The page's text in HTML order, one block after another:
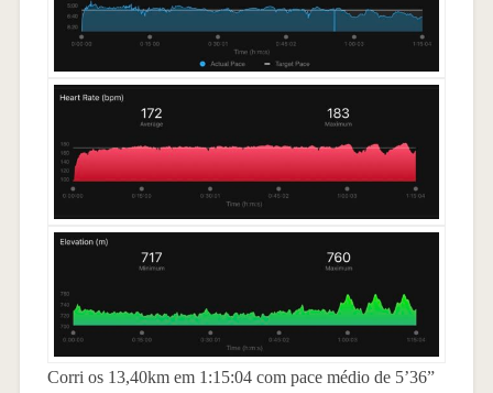
Corri os 13,40km em 1:15:04 com pace médio de 5’36”